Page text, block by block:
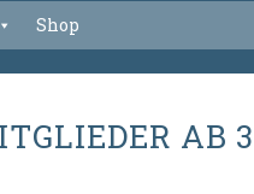
Shop
AB